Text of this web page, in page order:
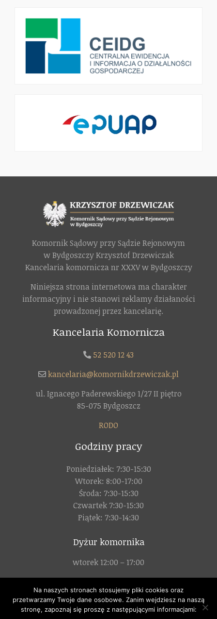
Komornik Sądowy przy Sądzie Rejonowym
w Bydgoszczy Krzysztof Drzewiczak
Kancelaria komornicza nr XXXV w Bydgoszczy
Niniejsza strona internetowa ma charakter
informacyjny i nie stanowi reklamy działaności
prowadzonej przez kancelarię.
Kancelaria Komornicza
52 520 12 43
kancelaria@komornikdrzewiczak.pl
ul. Ignacego Paderewskiego 1/27 II piętro
85-075 Bydgoszcz
RODO
Godziny pracy
Poniedziałek: 7:30-15:30
Wtorek: 8:00-17:00
Środa: 7:30-15:30
Czwartek 7:30-15:30
Piątek: 7:30-14:30
Dyżur komornika
wtorek 12:00 – 17:00
Copyright © 2020 -Komornik Sądowy Krzysztof Drzewiczak
Na naszych stronach stosujemy pliki cookies oraz
przetwarzamy Twoje dane osobowe. Zanim wejdziesz na naszą
stronę, zapoznaj się proszę z następującymi informacjami: